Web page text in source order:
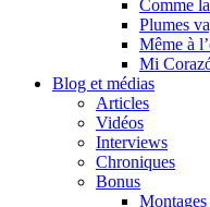
Comme
Plumes
Même à
Mi
Blog et médias
Articles
Vidéos
Interviews
Chroniques
Bonus
Montages